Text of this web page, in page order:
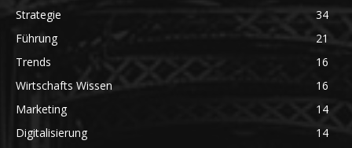
Strategie
34
Führung
21
Trends
16
Wirtschafts Wissen
16
Marketing
14
Digitalisierung
14